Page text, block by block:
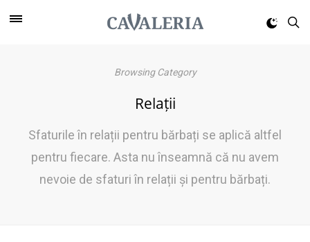
Browsing Category
Relații
Sfaturile în relații pentru bărbați se aplică altfel
pentru fiecare. Asta nu înseamnă că nu avem
nevoie de sfaturi în relații și pentru bărbați.